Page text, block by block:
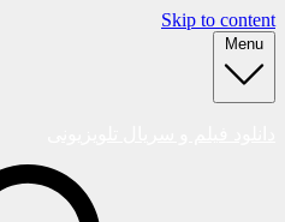
Skip to content
Menu